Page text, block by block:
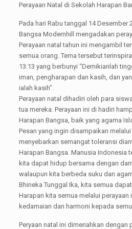
Perayaan Natal di Sekolah Harapan
Pada hari Rabu tanggal 14 Desember
Bangsa Modernhill mengadakan
Perayaan natal tahun ini mengambil
semua orang. Tema tersebut
13:13 yang berbunyi “Demikianlah
iman, pengharapan dan kasih, dan
ialah kasih”.
Perayaan natal dihadiri oleh para
tua mereka. Perayaan ini di hadiri
Harapan Bangsa, baik yang agama
Pesan yang ingin disampaikan
menyebarkan semangat toleransi
Harapan Bangsa. Manusia Indonesia
kita dapat hidup bersama dengan
walaupun kita berbeda suku dan
Bhineka Tunggal Ika, kita semua
Harapan kita semua melalui
kedamaian dan harmoni kepada
Peryaan natal ini dimeriahkan dengan